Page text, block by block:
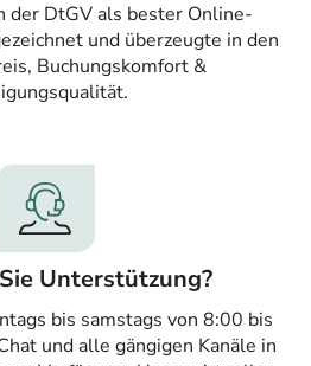
der DtGV als bester Online-
und überzeugte in den
Buchungskomfort &
Unterstützung?
bis samstags von 8:00 bis
und alle gängigen Kanäle in